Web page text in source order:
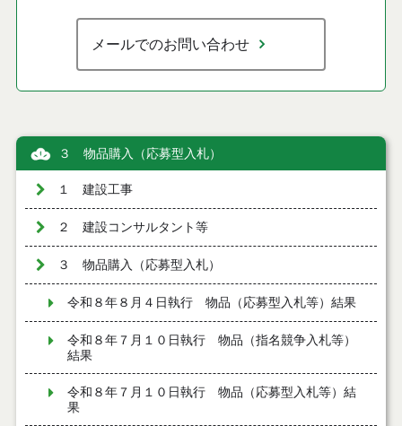
メールでのお問い合わせ
３ 物品購入（応募型入札）
１ 建設工事
２ 建設コンサルタント等
３ 物品購入（応募型入札）
令和８年８月４日執行 物品（応募型入札等）結果
令和８年７月１０日執行 物品（指名競争入札等）
結果
令和８年７月１０日執行 物品（応募型入札等）結
果